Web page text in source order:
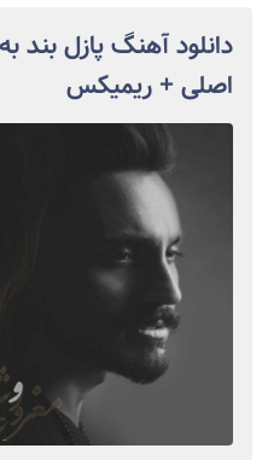
دانلود آهنگ پازل بند
اصلی + ریمیکس